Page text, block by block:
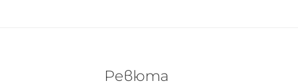
Ревюта